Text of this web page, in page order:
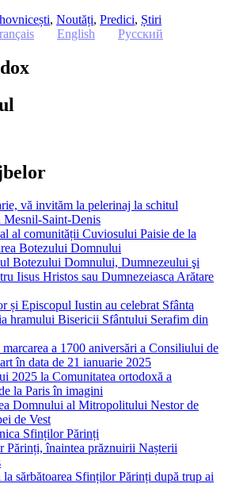
, Noutăți, Predici, Știri
English Русский
vă invităm la pelerinaj la schitul
Saint-Denis
al comunității Cuviosului Paisie de la
Botezului Domnului
Botezului Domnului, Dumnezeului şi
Iisus Hristos sau Dumnezeiasca Arătare
și Episcopul Iustin au celebrat Sfânta
hramului Bisericii Sfântului Serafim din
a 1700 aniversări a Consiliului de
în data de 21 ianuarie 2025
2025 la Comunitatea ortodoxă a
la Paris în imagini
Domnului al Mitropolitului Nestor de
de Vest
Sfinților Părinți
Părinți, înaintea prăznuirii Nașterii
sărbătoarea Sfinților Părinți după trup ai